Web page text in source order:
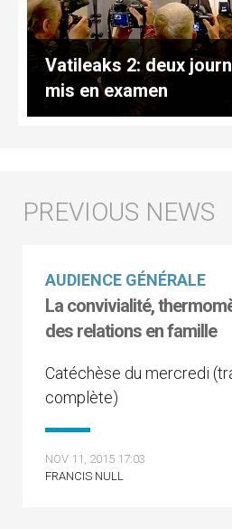
Vatileaks 2: deux
mis en examen
AUDIENCE GÉNÉRALE
La convivialité,
des relations en famille
Catéchèse du mercredi
complète)
NOV 11, 2015 17:03
FRANCIS NULL